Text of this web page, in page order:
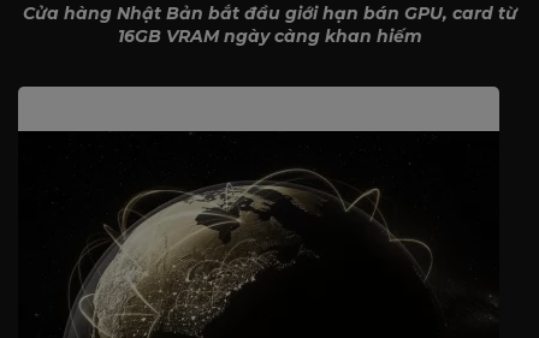
Cửa hàng Nhật Bản bắt đầu giới hạn bán GPU, card từ
16GB VRAM ngày càng khan hiếm